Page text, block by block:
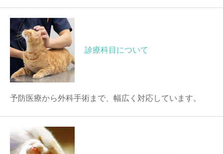
診療科目について
予防医療から外科手術まで、幅広く対応しています。